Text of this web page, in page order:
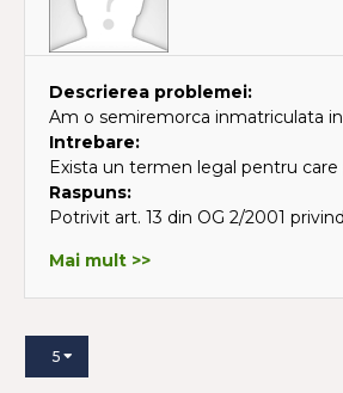
Descrierea problemei:
Am o semiremorca inmatriculata in
Intrebare:
Exista un termen legal pentru care
Raspuns:
Potrivit art. 13 din OG 2/2001
Mai mult >>
5